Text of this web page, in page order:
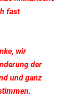
fast
wir
der
und ganz